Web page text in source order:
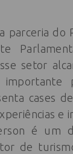
parceria do
setor
cases
e
é um
de